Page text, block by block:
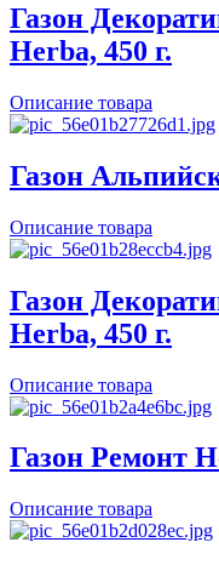
Газон
Herba, 450 г.
Описание товара
Газон
Описание товара
Газон
Herba, 450 г.
Описание товара
Газон Ремонт
Описание товара